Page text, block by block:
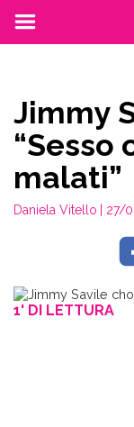
Jimmy
“Sesso
malati”
Daniela Vitello | 27/
1' DI LETTURA